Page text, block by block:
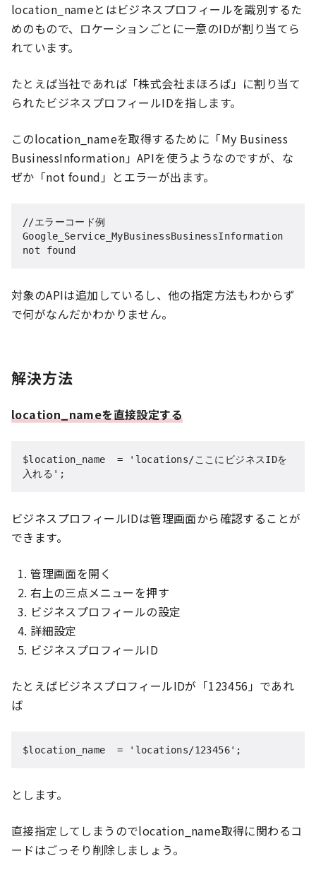
location_nameとはビジネスプロフィールを識別するた
めのもので、ロケーションごとに一意のIDが割り当てら
れています。
たとえば当社であれば「株式会社まほろば」に割り当て
られたビジネスプロフィールIDを指します。
このlocation_nameを取得するために「My Business
BusinessInformation」APIを使うようなのですが、な
ぜか「not found」とエラーが出ます。
//エラーコード例
Google_Service_MyBusinessBusinessInformation
not found
対象のAPIは追加しているし、他の指定方法もわからず
で何がなんだかわかりません。
解決方法
location_nameを直接設定する
$location_name  = 'locations/ここにビジネスIDを
入れる';
ビジネスプロフィールIDは管理画面から確認することが
できます。
管理画面を開く
右上の三点メニューを押す
ビジネスプロフィールの設定
詳細設定
ビジネスプロフィールID
たとえばビジネスプロフィールIDが「123456」であれ
ば
$location_name  = 'locations/123456';
とします。
直接指定してしまうのでlocation_name取得に関わるコ
ードはごっそり削除しましょう。